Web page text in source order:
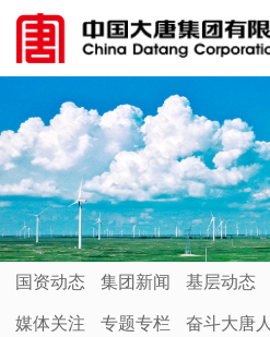
国资动态 集团新闻 基层动态
媒体关注 专题专栏 奋斗大唐人